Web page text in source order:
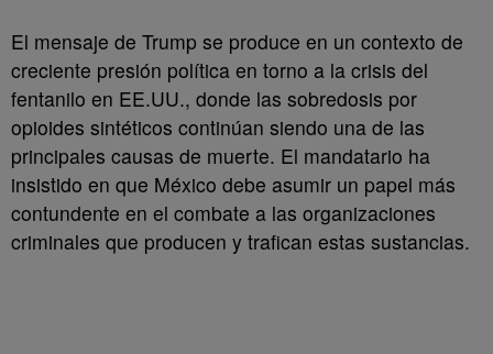
El mensaje de Trump se produce en un contexto de
creciente presión política en torno a la crisis del
fentanilo en EE.UU., donde las sobredosis por
opioides sintéticos continúan siendo una de las
principales causas de muerte. El mandatario ha
insistido en que México debe asumir un papel más
contundente en el combate a las organizaciones
criminales que producen y trafican estas sustancias.